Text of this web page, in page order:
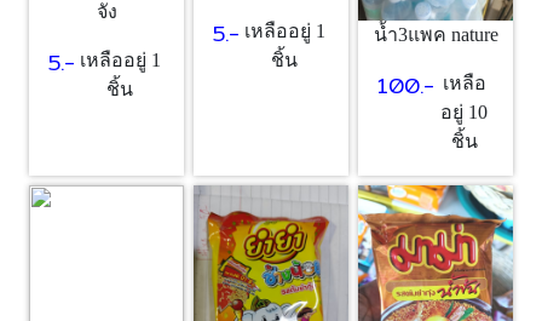
จัง
5.- เหลืออยู่ 1
ชิ้น
5.- เหลืออยู่ 1
ชิ้น
น้ำ3แพค nature
100.- เหลือ
อยู่ 10
ชิ้น